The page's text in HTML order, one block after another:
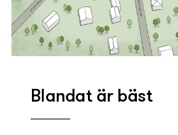
Blandat är bäst